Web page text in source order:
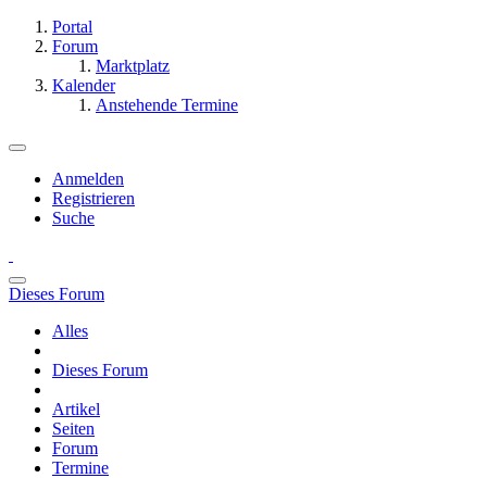
Portal
Forum
Marktplatz
Kalender
Anstehende Termine
Anmelden
Registrieren
Suche
Dieses Forum
Alles
Dieses Forum
Artikel
Seiten
Forum
Termine